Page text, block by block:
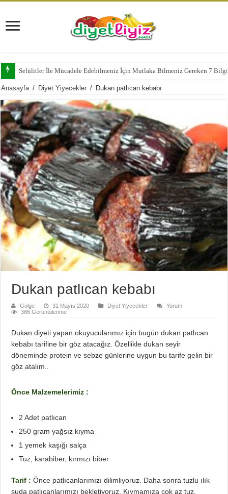
Selülitler İle Mücadele Edebilmeniz İçin Mutlaka Bilmeniz Gereken 7 Bilgi
Anasayfa / Diyet Yiyecekler / Dukan patlıcan kebabı
Dukan patlıcan kebabı
Gölge 31 Mayıs 2020 Diyet Yiyecekler
Yorum
386 Görüntülenme
Dukan diyeti yapan okuyucularımız için bugün dukan patlıcan
kebabı tarifine bir göz atacağız. Özellikle dukan seyir
döneminde protein ve sebze günlerine uygun bu tarife gelin bir
göz atalım..
Önce Malzemelerimiz :
2 Adet patlıcan
250 gram yağsız kıyma
1 yemek kaşığı salça
Tuz, karabiber, kırmızı biber
Tarif : Önce patlıcanlarımızı dilimliyoruz. Daha sonra tuzlu ılık
suda patlıcanlarımızı bekletiyoruz. Kıymamıza çok az tuz,